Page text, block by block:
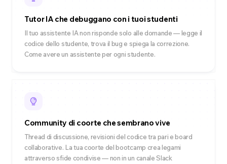
Tutor IA che debuggano con i tuoi studenti
Il tuo assistente IA non risponde solo alle domande — legge il
codice dello studente, trova il bug e spiega la correzione.
Come avere un assistente per ogni studente.
Community di coorte che sembrano vive
Thread di discussione, revisioni del codice tra pari e board
collaborative. La tua coorte del bootcamp crea legami
attraverso sfide condivise — non in un canale Slack